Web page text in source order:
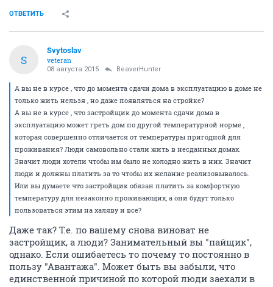
ОТВЕТИТЬ
S
Svytoslav
veteran
08 августа 2015 BeaverHunter
А вы не в курсе , что до момента сдачи дома в эксплуатацию в доме не
только жить нельзя , но даже появляться на стройке?
А вы не в курсе , что застройщик до момента сдачи дома в
эксплуатацию может греть дом по другой температурной норме ,
которая совершенно отличается от температуры пригодной для
проживания? Люди самовольно стали жить в несданных домах.
Значит люди хотели чтобы им было не холодно жить в них. Значит
люди и должны платить за то чтобы их желание реализовывалось.
Или вы думаете что застройщик обязан платить за комфортную
температуру для незаконно проживающих, а они будут только
пользоваться этим на халяву и все?
Даже так? Т.е. по вашему снова виноват не
застройщик, а люди? Занимательный вы "пайщик",
однако. Если ошибаетесь то почему то постоянно в
пользу "Авантажа". Может быть вы забыли, что
единственной причиной по которой люди заехали в